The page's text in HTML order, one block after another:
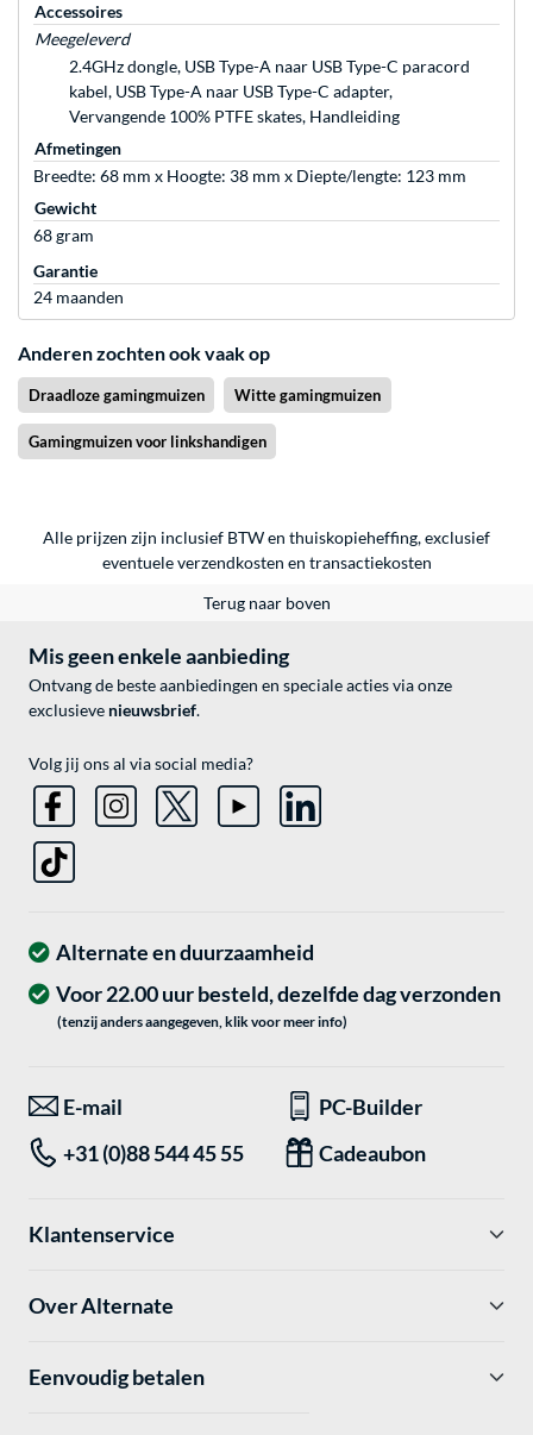
Accessoires
Meegeleverd
2.4GHz dongle, USB Type-A naar USB Type-C paracord
kabel, USB Type-A naar USB Type-C adapter,
Vervangende 100% PTFE skates, Handleiding
Afmetingen
Breedte: 68 mm x Hoogte: 38 mm x Diepte/lengte: 123 mm
Gewicht
68 gram
Garantie
24 maanden
Anderen zochten ook vaak op
Draadloze gamingmuizen Witte gamingmuizen
Gamingmuizen voor linkshandigen
Alle prijzen zijn inclusief BTW en thuiskopieheffing, exclusief
eventueleverzendkosten en transactiekosten
Terug naar boven
Mis geen enkele aanbieding
Ontvang de beste aanbiedingen en speciale acties via onze
exclusieve nieuwsbrief.
Volg jij ons al via social media?
Alternate en duurzaamheid
Voor 22.00 uur besteld, dezelfde dag verzonden
(tenzij anders aangegeven, klik voor meer info)
E-mail
PC-Builder
+31 (0)88 544 45 55
Cadeaubon
Klantenservice
Over Alternate
Eenvoudig betalen